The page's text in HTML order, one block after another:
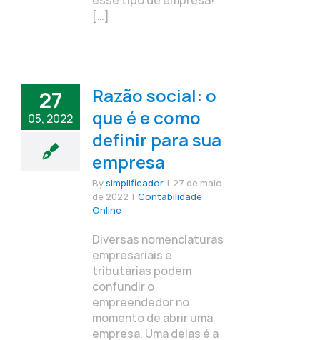
[…]
27
05, 2022
Razão social: o
que é e como
definir para sua
empresa
Bysimplificador | 27 de maio
de 2022 | Contabilidade
Online
Diversas nomenclaturas
empresariais e
tributárias podem
confundir o
empreendedor no
momento de abrir uma
empresa. Uma delas é a